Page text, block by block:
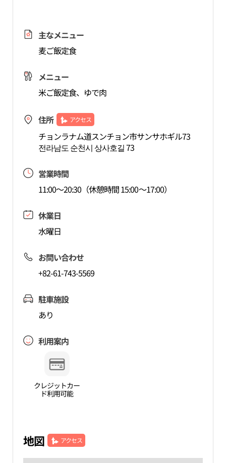
主なメニュー
麦ご飯定食
メニュー
米ご飯定食、ゆで肉
住所 アクセス
チョンラナム道スンチョン市サンサホギル73
전라남도 순천시 상사호길 73
営業時間
11:00～20:30（休憩時間 15:00～17:00）
休業日
水曜日
お問い合わせ
+82-61-743-5569
駐車施設
あり
利用案内
クレジットカー
ド利用可能
地図 アクセス